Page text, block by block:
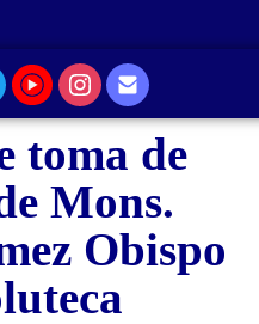
toma de
Mons.
Obispo